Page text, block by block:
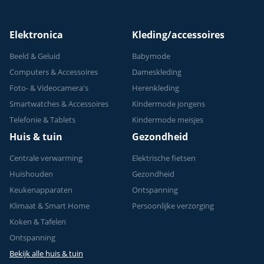
Elektronica
Beeld & Geluid
Computers & Accessoires
Foto- & Videocamera's
Smartwatches & Accessoires
Telefonie & Tablets
Kleding/accessoires
Babymode
Dameskleding
Herenkleding
Kindermode jongens
Kindermode meisjes
Huis & tuin
Centrale verwarming
Huishouden
Keukenapparaten
Klimaat & Smart Home
Koken & Tafelen
Ontspanning
Bekijk alle huis & tuin
Gezondheid
Elektrische fietsen
Gezondheid
Ontspanning
Persoonlijke verzorging